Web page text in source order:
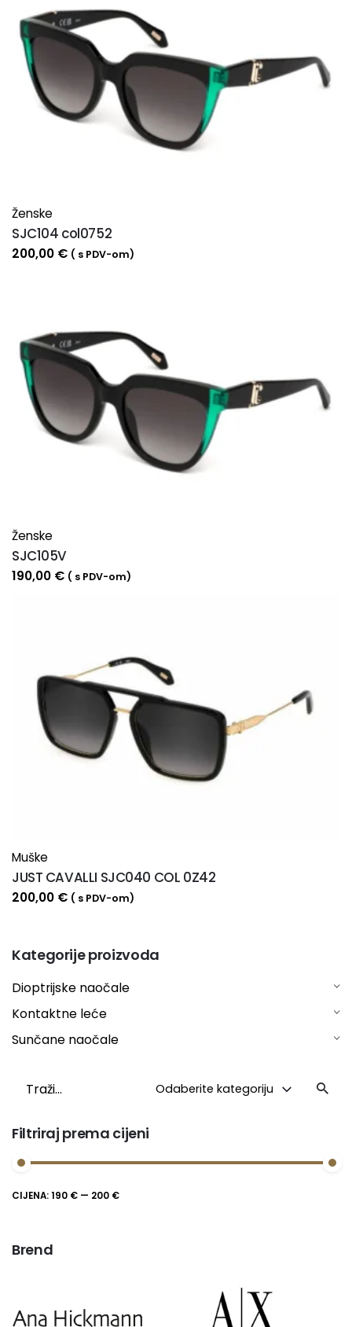
Kategorije proizvoda
Dioptrijske naočale
Kontaktne leće
Sunčane naočale
Traži Odaberite kategoriju
Filtriraj prema cijeni
Min
Maks
CIJENA:190 € — 200 €
Brend
Ženske
SJC104 col0752
200,00 € ( s PDV-om)
Ženske
SJC105V
190,00 € ( s PDV-om)
Muške
JUST CAVALLI SJC040 COL 0Z42
200,00 € ( s PDV-om)